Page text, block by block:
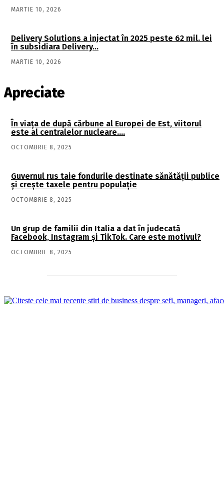
MARTIE 10, 2026
Delivery Solutions a injectat în 2025 peste 62 mil. lei
în subsidiara Delivery…
MARTIE 10, 2026
Apreciate
În viaţa de după cărbune al Europei de Est, viitorul
este al centralelor nucleare….
OCTOMBRIE 8, 2025
Guvernul rus taie fondurile destinate sănătății publice
și crește taxele pentru populație
OCTOMBRIE 8, 2025
Un grup de familii din Italia a dat în judecată
Facebook, Instagram și TikTok. Care este motivul?
OCTOMBRIE 8, 2025